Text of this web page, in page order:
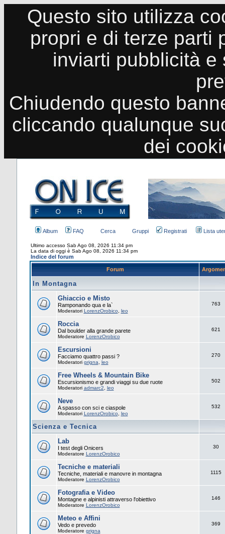
Questo sito utilizza
propri e di terze parti
inviarti pubblicità
Chiudendo questo
cliccando qualunque
dei
Album FAQ Cerca Gruppi Registrati Lista
Ultimo accesso Sab Ago 08, 2026 11:34 pm
La data di oggi è Sab Ago 08, 2026 11:34 pm
Indice del forum
Forum
In Montagna
Ghiaccio e Misto
Ramponando qua e la`
Moderatori LorenzOrobico leo
763
Roccia
Dal boulder alla grande parete
Moderatore LorenzOrobico
621
Escursioni
Facciamo quattro passi ?
Moderatori grigna leo
270
Free Wheels & Mountain Bike
Escursionismo e grandi viaggi su due ruote
Moderatori admarc2 leo
502
Neve
A spasso con sci e ciaspole
Moderatori LorenzOrobico leo
532
Scienza e Tecnica
Lab
I test degli Onicers
Moderatore LorenzOrobico
30
Tecniche e materiali
Tecniche, materiali e manovre in montagna
Moderatore LorenzOrobico
1115
Fotografia e Video
Montagne e alpinisti attraverso l'obiettivo
Moderatore LorenzOrobico
146
Meteo e Affini
Vedo e prevedo
Moderatore grigna
369